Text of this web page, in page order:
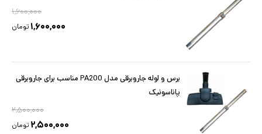
۱,۶۰۰,۰۰۰
۱,۶۰۰,۰۰۰ تومان
برس و لوله جاروبرقی مدل PA200 مناسب برای جاروبرقی
پاناسونیک
۲,۵۰۰,۰۰۰
۲,۵۰۰,۰۰۰ تومان